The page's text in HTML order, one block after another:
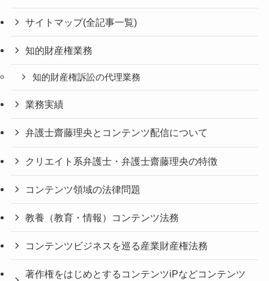
サイトマップ(全記事一覧)
知的財産権業務
知的財産権訴訟の代理業務
業務実績
弁護士齋藤理央とコンテンツ配信について
クリエイト系弁護士・弁護士齋藤理央の特徴
コンテンツ領域の法律問題
教養（教育・情報）コンテンツ法務
コンテンツビジネスを巡る産業財産権法務
著作権をはじめとするコンテンツiPなどコンテンツ